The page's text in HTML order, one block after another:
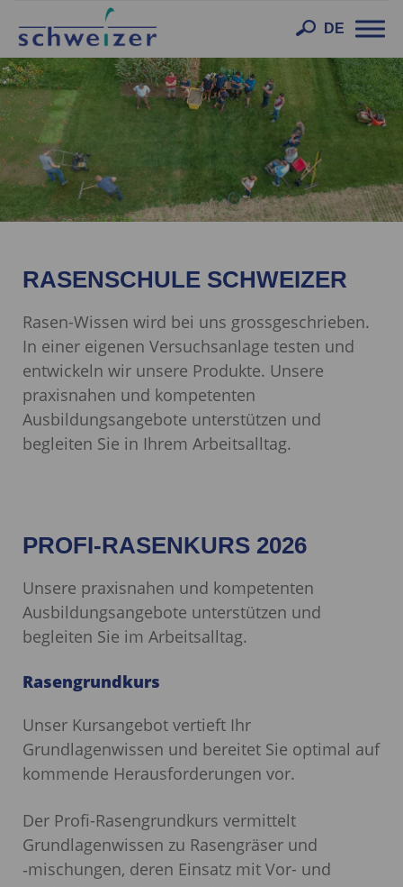
DE
RASENSCHULE SCHWEIZER
Rasen-Wissen wird bei uns grossgeschrieben.
In einer eigenen Versuchsanlage testen und
entwickeln wir unsere Produkte. Unsere
praxisnahen und kompetenten
Ausbildungsangebote unterstützen und
begleiten Sie in Ihrem Arbeitsalltag.
PROFI-RASENKURS 2026
Unsere praxisnahen und kompetenten
Ausbildungsangebote unterstützen und
begleiten Sie im Arbeitsalltag.
Rasengrundkurs
Unser Kursangebot vertieft Ihr
Grundlagenwissen und bereitet Sie optimal auf
kommende Herausforderungen vor.
Der Profi-Rasengrundkurs vermittelt
Grundlagenwissen zu Rasengräser und
‑mischungen, deren Einsatz mit Vor- und